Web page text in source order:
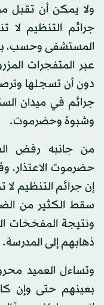
ولا يمكن أن تقبل
جرائم التنظيم
المستشفى وحسب،
عبر المتفجرات
دون أن تسجلها
جرائم في ميدان
وشبوة وحضرموت.
من جانبه رفض
حضرموت الاعتذار،
إن جرائم التنظيم
سقط الكثير من
ونتيجة المفخخات
ذهابهم إلى المدرسة.
وتساءل العميد
بعينهم حتى وإن